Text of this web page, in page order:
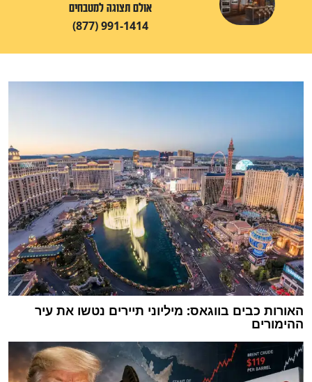
אולם תצוגה למטבחים
(877) 991-1414
האורות כבים בווגאס: מיליוני תיירים נטשו את עיר
ההימורים